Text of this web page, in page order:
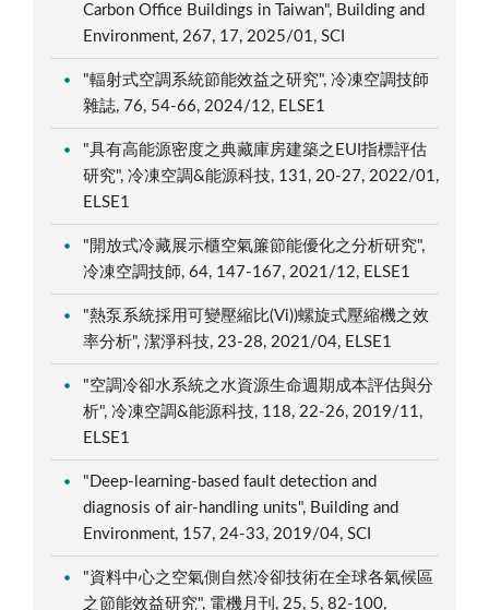
Carbon Office Buildings in Taiwan", Building and
Environment, 267, 17, 2025/01, SCI
"輻射式空調系統節能效益之研究", 冷凍空調技師
雜誌, 76, 54-66, 2024/12, ELSE1
"具有高能源密度之典藏庫房建築之EUI指標評估
研究", 冷凍空調&能源科技, 131, 20-27, 2022/01,
ELSE1
"開放式冷藏展示櫃空氣簾節能優化之分析研究",
冷凍空調技師, 64, 147-167, 2021/12, ELSE1
"熱泵系統採用可變壓縮比(Vi))螺旋式壓縮機之效
率分析", 潔淨科技, 23-28, 2021/04, ELSE1
"空調冷卻水系統之水資源生命週期成本評估與分
析", 冷凍空調&能源科技, 118, 22-26, 2019/11,
ELSE1
"Deep-learning-based fault detection and
diagnosis of air-handling units", Building and
Environment, 157, 24-33, 2019/04, SCI
"資料中心之空氣側自然冷卻技術在全球各氣候區
之節能效益研究", 電機月刊, 25, 5, 82-100,